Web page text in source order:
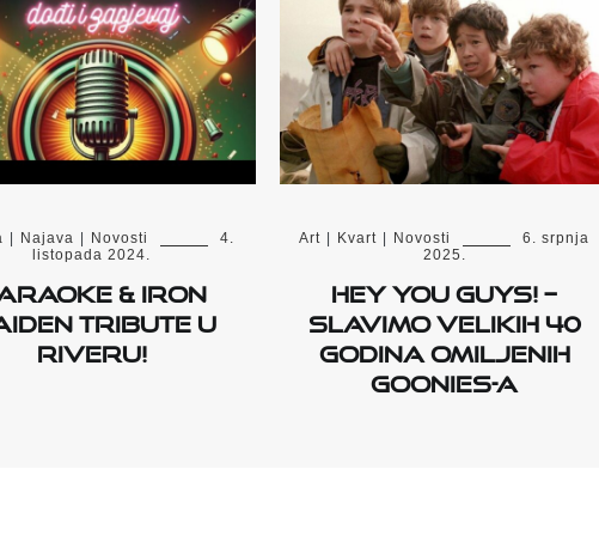
Najava Novosti
4.
listopada 2024.
& Iron
Tribute u
Riveru!
Art Kvart Novosti
6. srpnja
2025.
Hey you guys! –
Slavimo velikih 40
godina omiljenih
Goonies-a